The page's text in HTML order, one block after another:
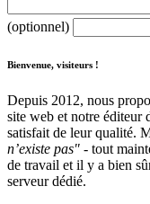
(optionnel)
Bienvenue, visiteurs !
Depuis 2012, nous
site web et notre éditeur
satisfait de leur qualité.
n’existe pas" - tout
de travail et il y a bien
serveur dédié.